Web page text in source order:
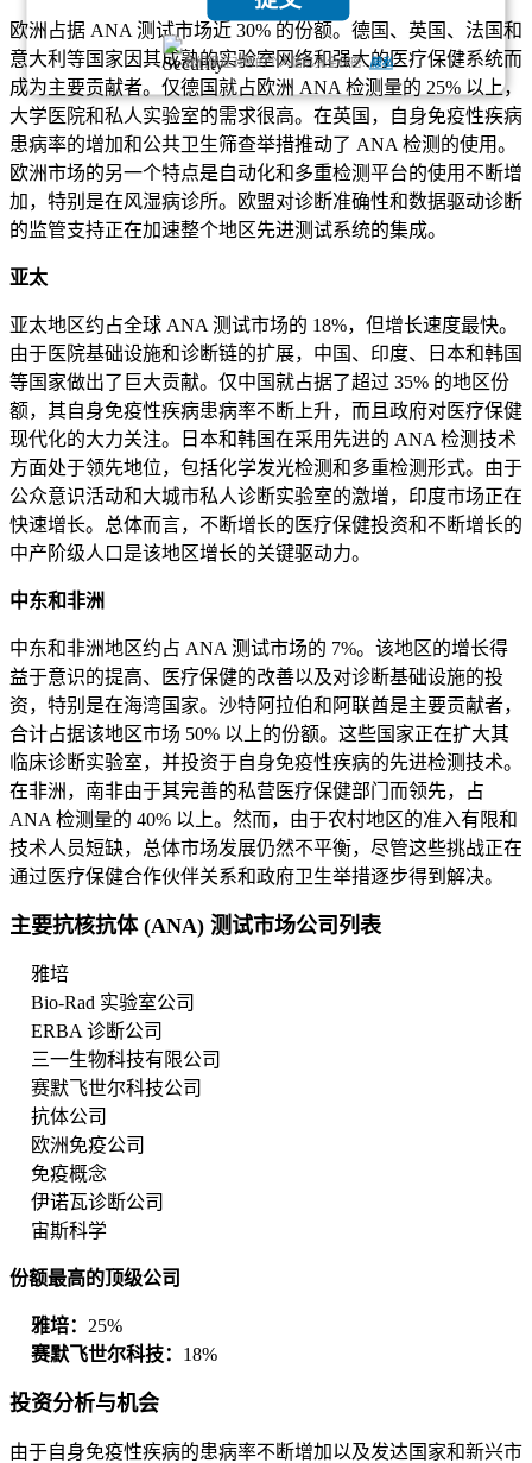
我们保证对您的个人信息完全保密.隐私
欧洲占据 ANA 测试市场近 30% 的份额。德国、英国、法国和
意大利等国家因其成熟的实验室网络和强大的医疗保健系统而
成为主要贡献者。仅德国就占欧洲 ANA 检测量的 25% 以上，
大学医院和私人实验室的需求很高。在英国，自身免疫性疾病
患病率的增加和公共卫生筛查举措推动了 ANA 检测的使用。
欧洲市场的另一个特点是自动化和多重检测平台的使用不断增
加，特别是在风湿病诊所。欧盟对诊断准确性和数据驱动诊断
的监管支持正在加速整个地区先进测试系统的集成。
亚太
亚太地区约占全球 ANA 测试市场的 18%，但增长速度最快。
由于医院基础设施和诊断链的扩展，中国、印度、日本和韩国
等国家做出了巨大贡献。仅中国就占据了超过 35% 的地区份
额，其自身免疫性疾病患病率不断上升，而且政府对医疗保健
现代化的大力关注。日本和韩国在采用先进的 ANA 检测技术
方面处于领先地位，包括化学发光检测和多重检测形式。由于
公众意识活动和大城市私人诊断实验室的激增，印度市场正在
快速增长。总体而言，不断增长的医疗保健投资和不断增长的
中产阶级人口是该地区增长的关键驱动力。
中东和非洲
中东和非洲地区约占 ANA 测试市场的 7%。该地区的增长得
益于意识的提高、医疗保健的改善以及对诊断基础设施的投
资，特别是在海湾国家。沙特阿拉伯和阿联酋是主要贡献者，
合计占据该地区市场 50% 以上的份额。这些国家正在扩大其
临床诊断实验室，并投资于自身免疫性疾病的先进检测技术。
在非洲，南非由于其完善的私营医疗保健部门而领先，占
ANA 检测量的 40% 以上。然而，由于农村地区的准入有限和
技术人员短缺，总体市场发展仍然不平衡，尽管这些挑战正在
通过医疗保健合作伙伴关系和政府卫生举措逐步得到解决。
主要抗核抗体 (ANA) 测试市场公司列表
雅培
Bio-Rad 实验室公司
ERBA 诊断公司
三一生物科技有限公司
赛默飞世尔科技公司
抗体公司
欧洲免疫公司
免疫概念
伊诺瓦诊断公司
宙斯科学
份额最高的顶级公司
雅培： 25%
赛默飞世尔科技： 18%
投资分析与机会
由于自身免疫性疾病的患病率不断增加以及发达国家和新兴市